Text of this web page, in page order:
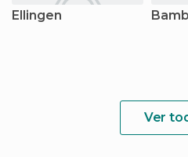
Ellingen
Ver